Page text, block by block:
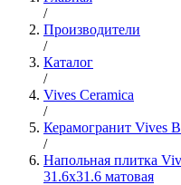
/
Производители
/
Каталог
/
Vives Ceramica
/
Керамогранит Vives
/
Напольная плитка
31.6x31.6 матовая